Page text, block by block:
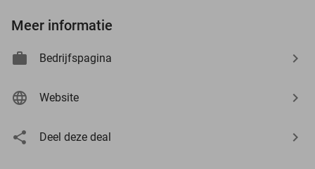
Meer informatie
Bedrijfspagina
Website
Deel deze deal